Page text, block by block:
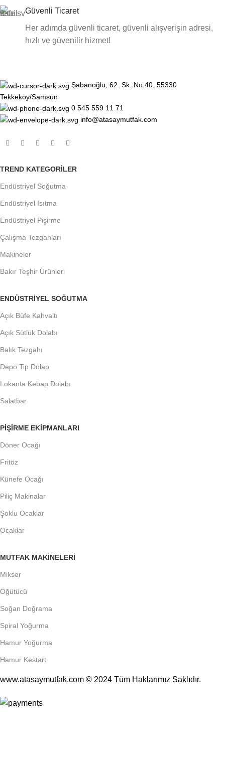
Güvenli Ticaret
Her adımda güvenli ticaret, güvenli alışverişin adresi,
hızlı ve güvenilir hizmet!
Şabanoğlu, 62. Sk. No:40, 55330
Tekkeköy/Samsun
0 545 559 11 71
info@atasaymutfak.com
TREND KATEGORILER
Endüstriyel Soğutma
Endüstriyel Isıtma
Endüstriyel Pişirme
Çalışma Tezgahları
Makineler
Bakır Teşhir Ürünleri
ENDÜSTRIYEL SOĞUTMA
Açık Büfe Kahvaltı
Açık Sütlük Dolabı
Balık Tezgahı
Depo Tip Dolap
Lokanta Kebap Dolabı
Salatbar
PIŞIRME EKIPMANLARI
Döner Ocağı
Fritöz
Künefe Ocağı
Piliç Makinalar
Şoklu Ocaklar
Ocaklar
MUTFAK MAKINELERI
Mikser
Öğütücü
Soğan Doğrama
Spiral Yoğurma
Hamur Yoğurma
Hamur Kestart
www.atasaymutfak.com © 2024 Tüm Haklarımız Saklıdır.